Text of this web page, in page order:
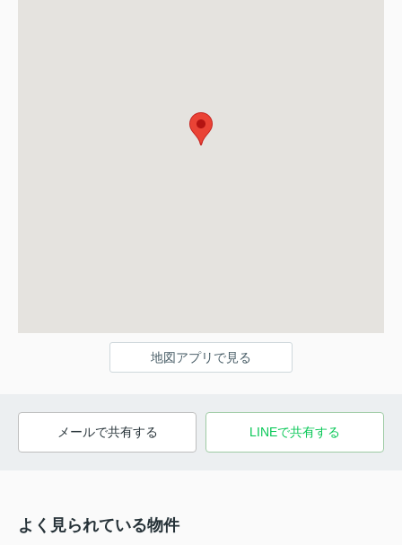
地図アプリで見る
メールで共有する LINEで共有する
よく見られている物件